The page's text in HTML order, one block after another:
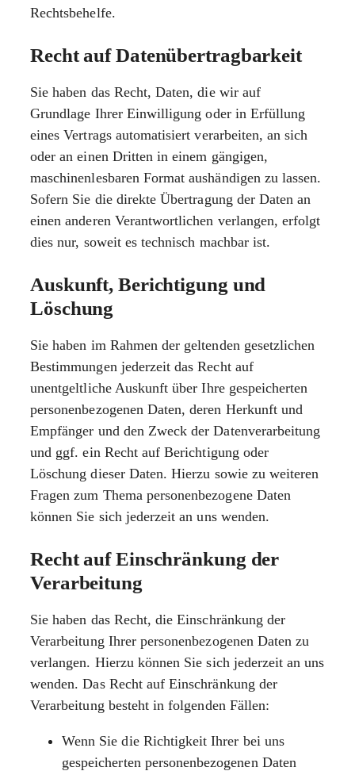
Rechtsbehelfe.
Recht auf Daten­übertrag­barkeit
Sie haben das Recht, Daten, die wir auf
Grundlage Ihrer Einwilligung oder in Erfüllung
eines Vertrags automatisiert verarbeiten, an sich
oder an einen Dritten in einem gängigen,
maschinenlesbaren Format aushändigen zu lassen.
Sofern Sie die direkte Übertragung der Daten an
einen anderen Verantwortlichen verlangen, erfolgt
dies nur, soweit es technisch machbar ist.
Auskunft, Berichtigung und
Löschung
Sie haben im Rahmen der geltenden gesetzlichen
Bestimmungen jederzeit das Recht auf
unentgeltliche Auskunft über Ihre gespeicherten
personenbezogenen Daten, deren Herkunft und
Empfänger und den Zweck der Datenverarbeitung
und ggf. ein Recht auf Berichtigung oder
Löschung dieser Daten. Hierzu sowie zu weiteren
Fragen zum Thema personenbezogene Daten
können Sie sich jederzeit an uns wenden.
Recht auf Einschränkung der
Verarbeitung
Sie haben das Recht, die Einschränkung der
Verarbeitung Ihrer personenbezogenen Daten zu
verlangen. Hierzu können Sie sich jederzeit an uns
wenden. Das Recht auf Einschränkung der
Verarbeitung besteht in folgenden Fällen:
Wenn Sie die Richtigkeit Ihrer bei uns
gespeicherten personenbezogenen Daten